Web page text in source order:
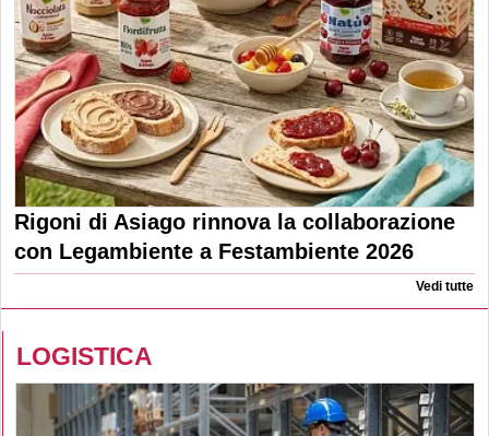
Rigoni di Asiago rinnova la collaborazione
con Legambiente a Festambiente 2026
Vedi tutte
LOGISTICA